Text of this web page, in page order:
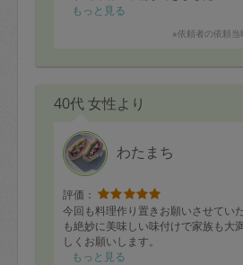
もっと見る
※依頼者の依頼当
40代 女性より
わたまち
評価：
今回も料理作り置きお願いさせてい
も絶妙に美味しい味付けで家族も大
しくお願いします。
もっと見る